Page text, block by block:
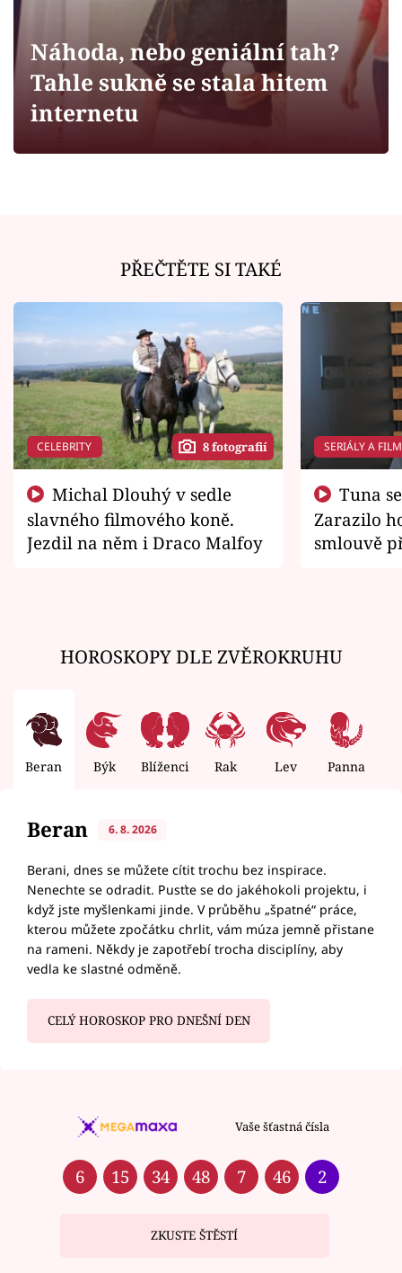
Sledujte prima+
Filmový festival Karlovy Vary
Sledujte nás
Náhoda, nebo geniální tah?
Tahle sukně se stala hitem
internetu
PŘEČTĚTE SI TAKÉ
CELEBRITY 8 fotografií
slavného filmového koně.
Jezdil na něm i Draco Malfoy
SERIÁLY A
Zarazilo
smlouvě
HOROSKOPY DLE ZVĚROKRUHU
Beran Býk Blíženci Rak Lev Panna
Beran 6. 8. 2026
Berani, dnes se můžete cítit trochu bez inspirace.
Nenechte se odradit. Pusťte se do jakéhokoli projektu, i
když jste myšlenkami jinde. V průběhu „špatné“ práce,
kterou můžete zpočátku chrlit, vám múza jemně přistane
na rameni. Někdy je zapotřebí trocha disciplíny, aby
vedla ke slastné odměně.
CELÝ HOROSKOP PRO DNEŠNÍ DEN
Vaše šťastná čísla
6 15 34 48 7 46 2
ZKUSTE ŠTĚSTÍ